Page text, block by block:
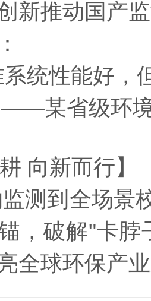
新推动国产
统性能好，
某省级环
向新而行】
测到全场景
，破解"卡
全球环保产